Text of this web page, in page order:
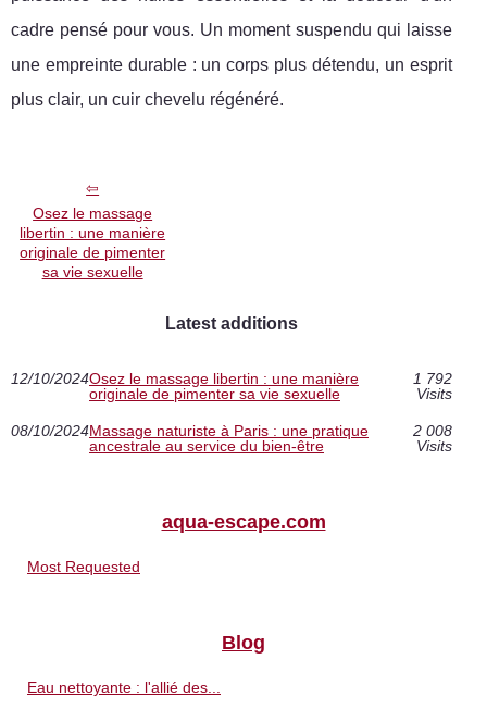
cadre pensé pour vous. Un moment suspendu qui laisse
une empreinte durable : un corps plus détendu, un esprit
plus clair, un cuir chevelu régénéré.
Osez le massage
libertin : une manière
originale de pimenter
sa vie sexuelle
Latest additions
12/10/2024Osez le massage libertin : une manière
originale de pimenter sa vie sexuelle
1 792
Visits
08/10/2024Massage naturiste à Paris : une pratique
ancestrale au service du bien-être
2 008
Visits
aqua-escape.com
Most Requested
Blog
Eau nettoyante : l'allié des...